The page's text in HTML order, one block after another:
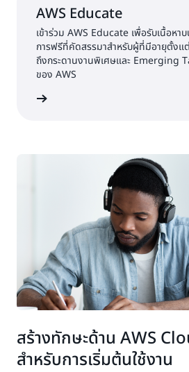
AWS Educate
เข้าร่วม AWS Educate เพื่อรับเนื้อห
การฟรีที่คัดสรรมาสำหรับผู้ที่มีอายุตั้งแ
ถึงกระดานงานพิเศษและ Emerging
ของ AWS
สร้างทักษะด้าน AWS
สำหรับการเริ่มต้นใช้งาน